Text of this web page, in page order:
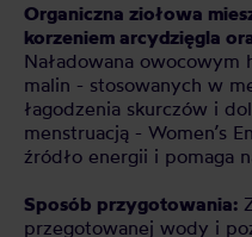
Organiczna ziołowa
korzeniem arcydzięgla
Naładowana owocowym
malin - stosowanych w
łagodzenia skurczów i
menstruacją - Women’s
źródło energii i pomaga
Sposób przygotowania:
przegotowanej wody i